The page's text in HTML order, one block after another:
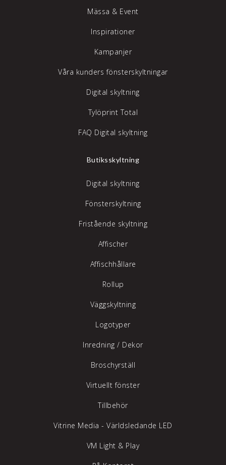
Mässa & Event
Inspirationer
Kampanjer
Våra kunders fönsterskyltningar
Digital skyltning
Tylöprint Total
FAQ Digital skyltning
Butiksskyltning
Digital skyltning
Fönsterskyltning
Fristående skyltning
Affischer
Affischhållare
Rollup
Väggskyltning
Logotyper
Inredning / Dekor
Broschyrställ
Virtuellt fönster
Tillbehör
Vitrine Media - Världsledande LED
VM Light & Play